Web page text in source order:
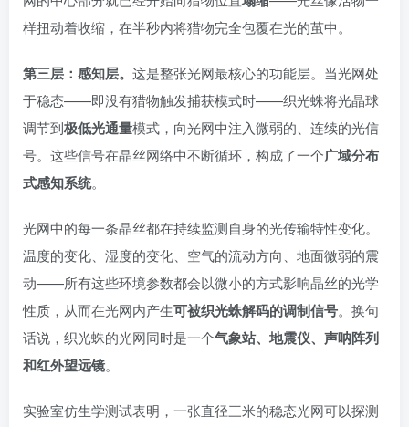
样扭动着收缩，在半秒内将猎物完全包覆在光的茧中。
第三层：感知层。 这是整张光网最核心的功能层。当光网处
于稳态——即没有猎物触发捕获模式时——织光蛛将光晶球
调节到极低光通量模式，向光网中注入微弱的、连续的光信
号。这些信号在晶丝网络中不断循环，构成了一个广域分布
式感知系统。
光网中的每一条晶丝都在持续监测自身的光传输特性变化。
温度的变化、湿度的变化、空气的流动方向、地面微弱的震
动——所有这些环境参数都会以微小的方式影响晶丝的光学
性质，从而在光网内产生可被织光蛛解码的调制信号。换句
话说，织光蛛的光网同时是一个气象站、地震仪、声呐阵列
和红外望远镜。
实验室仿生学测试表明，一张直径三米的稳态光网可以探测